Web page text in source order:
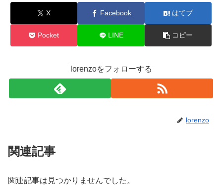
X Facebook はてブ
Pocket LINE コピー
lorenzoをフォローする
lorenzo
関連記事
関連記事は見つかりませんでした。